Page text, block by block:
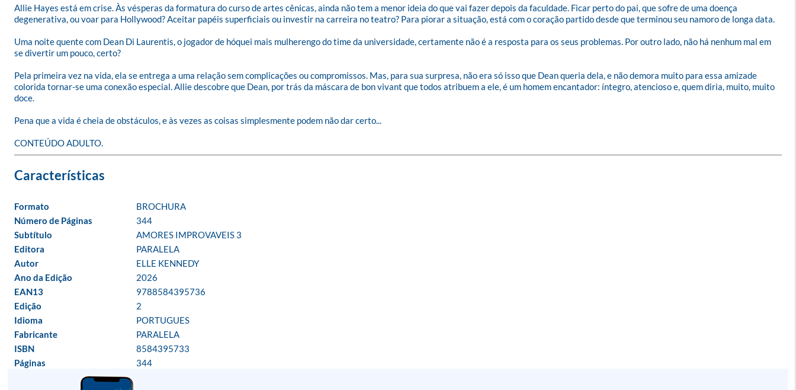
Allie Hayes está em crise. Às vésperas da formatura do curso de artes cênicas, ainda não tem a menor ideia do que vai fazer depois da faculdade. Ficar perto do pai, que sofre de uma doença
degenerativa, ou voar para Hollywood? Aceitar papéis superficiais ou investir na carreira no teatro? Para piorar a situação, está com o coração partido desde que terminou seu namoro de longa data.
Uma noite quente com Dean Di Laurentis, o jogador de hóquei mais mulherengo do time da universidade, certamente não é a resposta para os seus problemas. Por outro lado, não há nenhum mal em
se divertir um pouco, certo?
Pela primeira vez na vida, ela se entrega a uma relação sem complicações ou compromissos. Mas, para sua surpresa, não era só isso que Dean queria dela, e não demora muito para essa amizade
colorida tornar-se uma conexão especial. Allie descobre que Dean, por trás da máscara de bon vivant que todos atribuem a ele, é um homem encantador: íntegro, atencioso e, quem diria, muito, muito
doce.
Pena que a vida é cheia de obstáculos, e às vezes as coisas simplesmente podem não dar certo...
CONTEÚDO ADULTO.
Formato
BROCHURA
Número de Páginas
344
Subtítulo
AMORES IMPROVAVEIS 3
Editora
PARALELA
Autor
ELLE KENNEDY
Ano da Edição
2026
EAN13
9788584395736
Edição
2
Idioma
PORTUGUES
Fabricante
PARALELA
ISBN
8584395733
Páginas
344